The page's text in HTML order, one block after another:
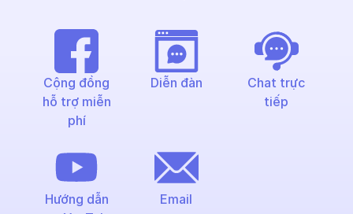
Cộng đồng
hỗ trợ miễn
phí
Diễn đàn
Chat trực
tiếp
Hướng dẫn
Email